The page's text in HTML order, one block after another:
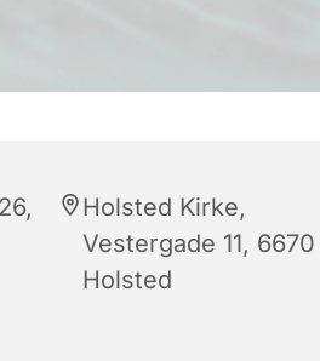
Holsted Kirke,
Vestergade 11, 6670
Holsted